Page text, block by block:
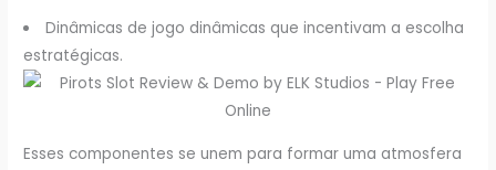
Dinâmicas de jogo dinâmicas que incentivam a escolha
estratégicas.
Esses componentes se unem para formar uma atmosfera